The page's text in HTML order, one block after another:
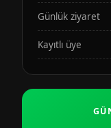
Günlük ziyaret
Kayıtlı üye